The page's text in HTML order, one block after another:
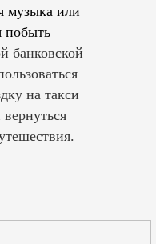
музыка или
побыть
банковской
на такси